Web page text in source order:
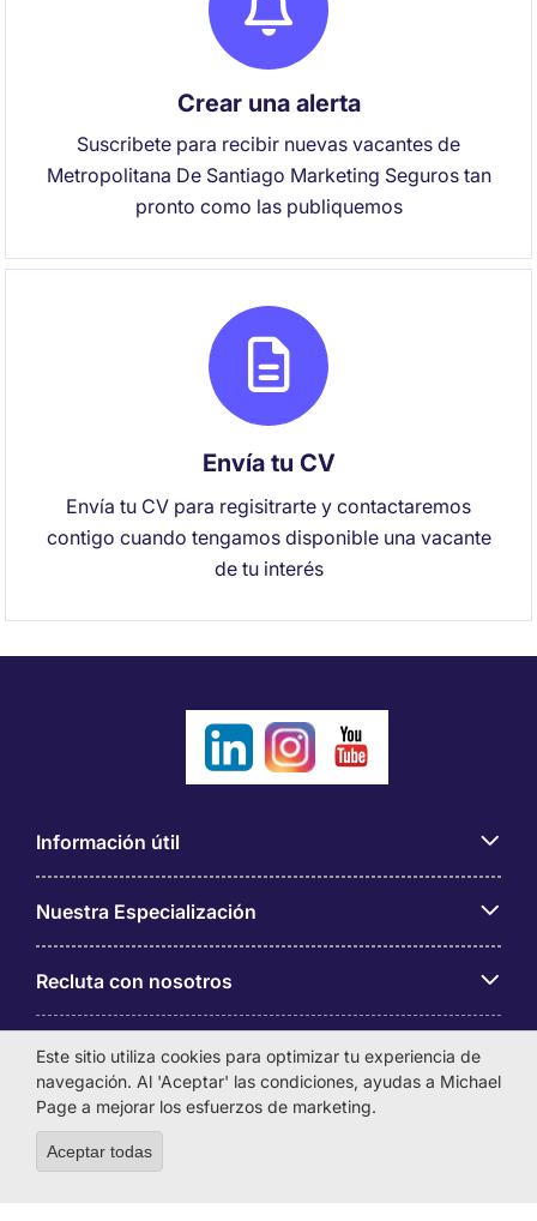
Crear una alerta
Suscribete para recibir nuevas vacantes de
Metropolitana De Santiago Marketing Seguros tan
pronto como las publiquemos
Envía tu CV
Envía tu CV para regisitrarte y contactaremos
contigo cuando tengamos disponible una vacante
de tu interés
Información útil
Nuestra Especialización
Recluta con nosotros
Sobre Michael Page
Este sitio utiliza cookies para optimizar tu experiencia de
navegación. Al 'Aceptar' las condiciones, ayudas a Michael
Page a mejorar los esfuerzos de marketing.
Aceptar todas